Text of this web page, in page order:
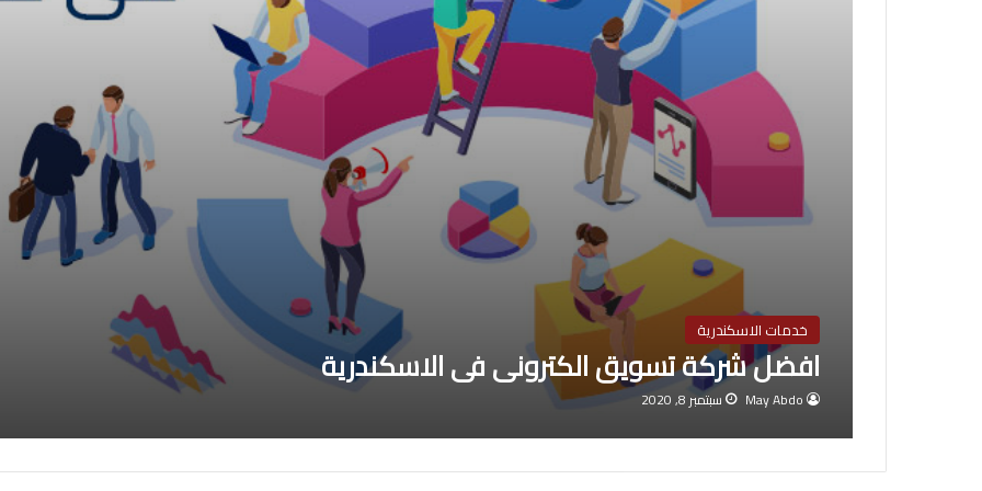
خدمات الاسكندرية
افضل شركة تسويق الكترونى فى الاسكندرية
May Abdo سبتمبر 8, 2020